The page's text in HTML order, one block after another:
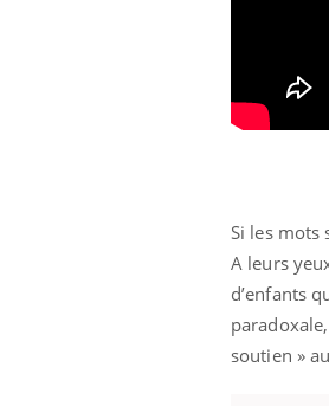
Si les mots
A leurs
d’enfants
soutien »